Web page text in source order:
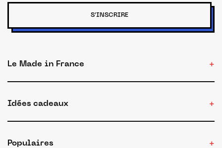
S'INSCRIRE
Le Made in France
Idées cadeaux
Populaires